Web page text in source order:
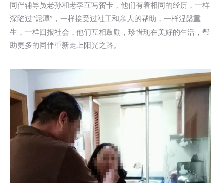
同伴辅导员老孙和老李互写贺卡，他们有着相同的经历，一样
深陷过“泥潭”，一样接受过社工和亲人的帮助，一样涅槃重
生，一样回报社会，他们互相鼓励，珍惜现在美好的生活，帮
助更多的同伴重新走上阳光之路。